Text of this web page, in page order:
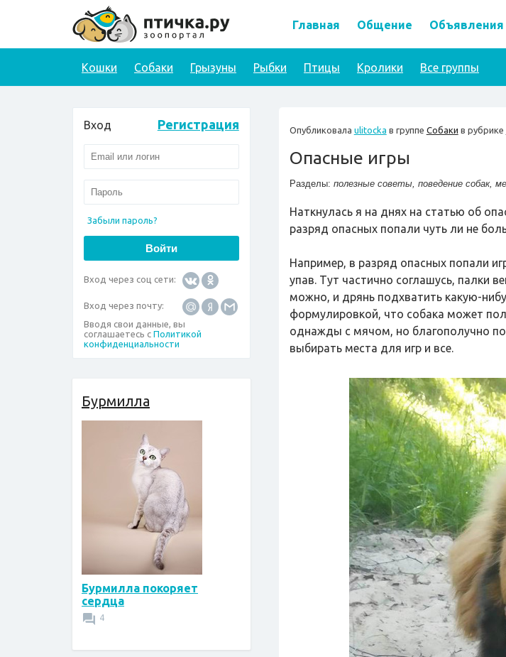
Главная Общение Объявления
Кошки Собаки Грызуны Рыбки Птицы Кролики Все группы
Вход Регистрация
Забыли пароль?
Вход через соц сети:
Вход через почту:
Вводя свои данные, вы
соглашаетесь с Политикой
конфиденциальности
Бурмилла
Бурмилла покоряет
сердца
4
Опубликовала ulitocka в группе Собаки в рубрике
Опасные игры
Разделы: полезные советы, поведение собак,
Наткнулась я на днях на статью об
разряд опасных попали чуть ли не
Например, в разряд опасных попали
упав. Тут частично соглашусь, палки
можно, и дрянь подхватить какую-
формулировкой, что собака может
однажды с мячом, но благополучно
выбирать места для игр и все.